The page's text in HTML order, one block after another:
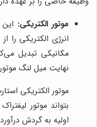
موتور الکتریکی:
انرژی الکتریکی را
مکانیکی تبدیل
نهایت میل لنگ
موتور الکتریکی
بتواند موتور
اولیه به گردش